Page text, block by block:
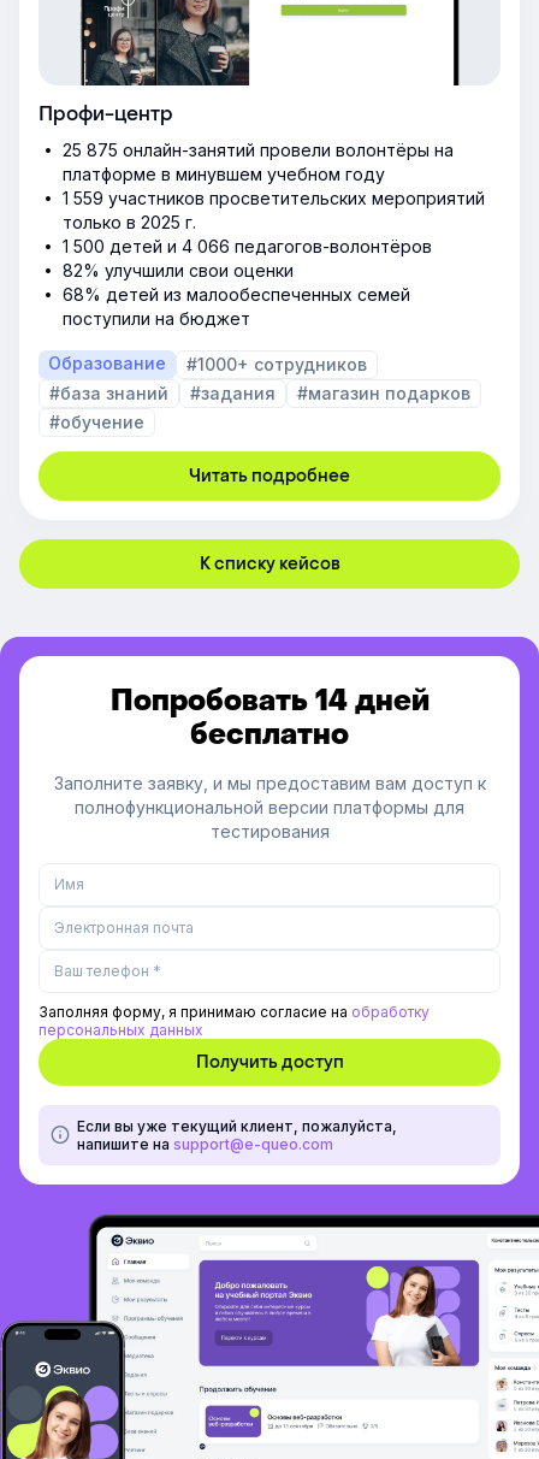
Профи-центр
25 875 онлайн-занятий провели волонтёры на
платформе в минувшем учебном году
1 559 участников просветительских мероприятий
только в 2025 г.
1 500 детей и 4 066 педагогов-волонтёров
82% улучшили свои оценки
68% детей из малообеспеченных семей
поступили на бюджет
Образование
#1000+ сотрудников
#база знаний
#задания
#магазин подарков
#обучение
Читать подробнее
К списку кейсов
Попробовать 14 дней
бесплатно
Заполните заявку, и мы предоставим вам доступ к
полнофункциональной версии платформы для
тестирования
Заполняя форму, я принимаю согласие на обработку
персональных данных
Если вы уже текущий клиент, пожалуйста,
напишите на support@e-queo.com